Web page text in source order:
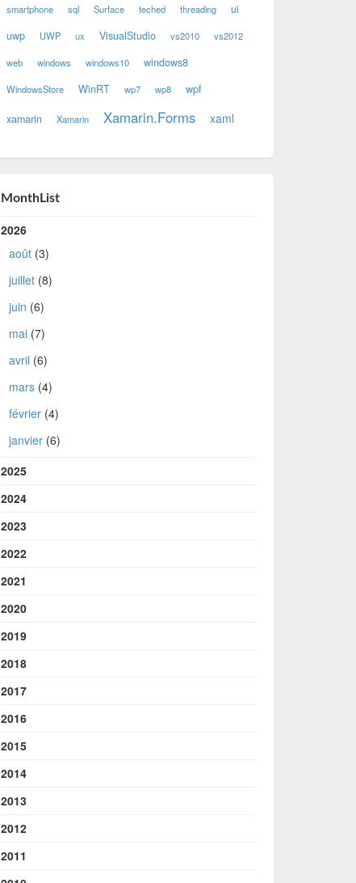
smartphone sql Surface teched threading
ui
uwp
UWP ux VisualStudio vs2010 vs2012
web windows windows10 windows8
WindowsStore WinRT wp7 wp8 wpf
xamarin Xamarin Xamarin.Forms xaml
MonthList
2026
août(3)
juillet(8)
juin (6)
mai(7)
avril (6)
mars(4)
février(4)
janvier(6)
2025
2024
2023
2022
2021
2020
2019
2018
2017
2016
2015
2014
2013
2012
2011